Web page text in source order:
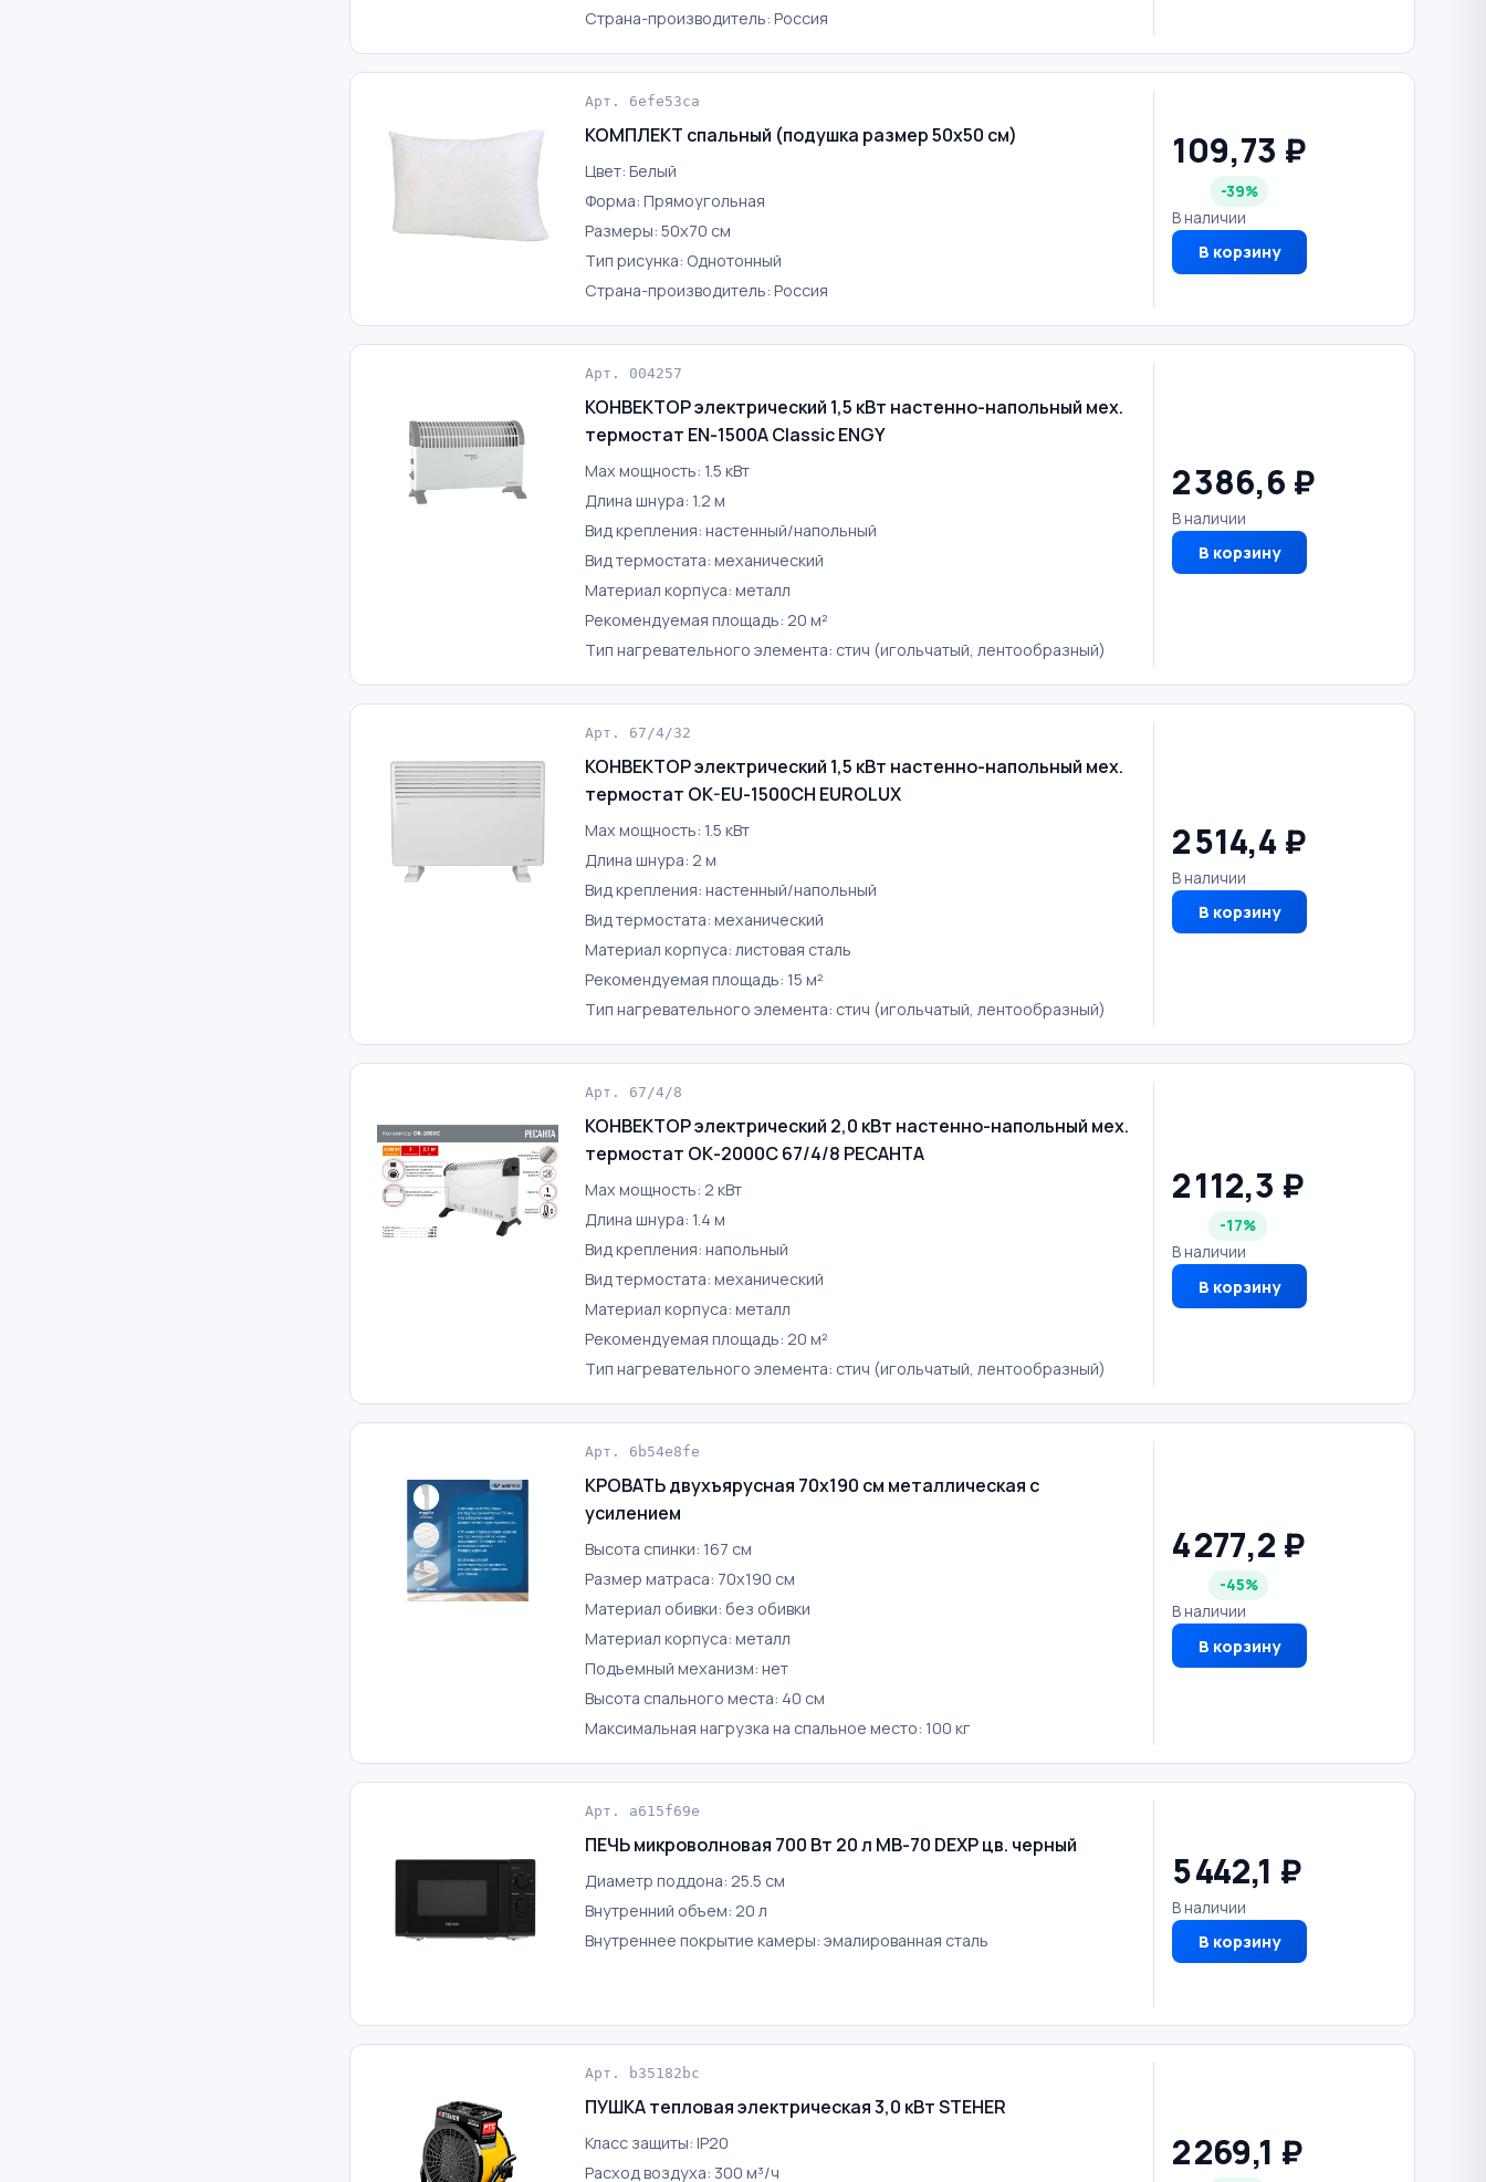
Страна-производитель: Россия
Арт. 6efe53ca
КОМПЛЕКТ спальный (подушка размер 50х50 см)
Цвет: Белый
Форма: Прямоугольная
Размеры: 50х70 см
Тип рисунка: Однотонный
Страна-производитель: Россия
109,73 ₽
-39%
В наличии
В корзину
Арт. 004257
КОНВЕКТОР электрический 1,5 кВт настенно-напольный мех.
термостат EN-1500A Classic ENGY
Max мощность: 1.5 кВт
Длина шнура: 1.2 м
Вид крепления: настенный/напольный
Вид термостата: механический
Материал корпуса: металл
Рекомендуемая площадь: 20 м²
Тип нагревательного элемента: стич (игольчатый, лентообразный)
2 386,6 ₽
В наличии
В корзину
Арт. 67/4/32
КОНВЕКТОР электрический 1,5 кВт настенно-напольный мех.
термостат OK-EU-1500CH EUROLUX
Max мощность: 1.5 кВт
Длина шнура: 2 м
Вид крепления: настенный/напольный
Вид термостата: механический
Материал корпуса: листовая сталь
Рекомендуемая площадь: 15 м²
Тип нагревательного элемента: стич (игольчатый, лентообразный)
2 514,4 ₽
В наличии
В корзину
Арт. 67/4/8
КОНВЕКТОР электрический 2,0 кВт настенно-напольный мех.
термостат ОК-2000С 67/4/8 РЕСАНТА
Max мощность: 2 кВт
Длина шнура: 1.4 м
Вид крепления: напольный
Вид термостата: механический
Материал корпуса: металл
Рекомендуемая площадь: 20 м²
Тип нагревательного элемента: стич (игольчатый, лентообразный)
2 112,3 ₽
-17%
В наличии
В корзину
Арт. 6b54e8fe
КРОВАТЬ двухъярусная 70х190 см металлическая с
усилением
Высота спинки: 167 см
Размер матраса: 70х190 см
Материал обивки: без обивки
Материал корпуса: металл
Подъемный механизм: нет
Высота спального места: 40 см
Максимальная нагрузка на спальное место: 100 кг
4 277,2 ₽
-45%
В наличии
В корзину
Арт. a615f69e
ПЕЧЬ микроволновая 700 Вт 20 л MB-70 DEXP цв. черный
Диаметр поддона: 25.5 см
Внутренний объем: 20 л
Внутреннее покрытие камеры: эмалированная сталь
5 442,1 ₽
В наличии
В корзину
Арт. b35182bc
ПУШКА тепловая электрическая 3,0 кВт STEHER
Класс защиты: IP20
Расход воздуха: 300 м³/ч
2 269,1 ₽